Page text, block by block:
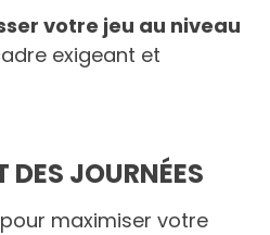
votre jeu au niveau
exigeant et
DES JOURNÉES
maximiser votre